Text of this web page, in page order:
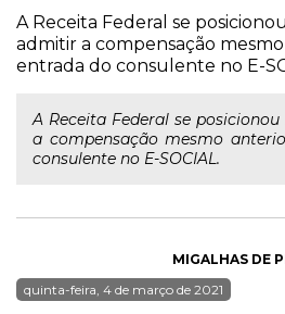
A Receita Federal se
admitir a compensação
entrada do consulente no E-
A Receita Federal se
a compensação mesmo
consulente no E-SOCIAL.
MIGALHAS DE
quinta-feira, 4 de março de 2021